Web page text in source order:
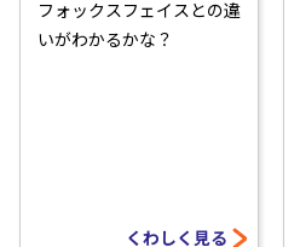
フォックスフェイスとの違
いがわかるかな？
くわしく見る